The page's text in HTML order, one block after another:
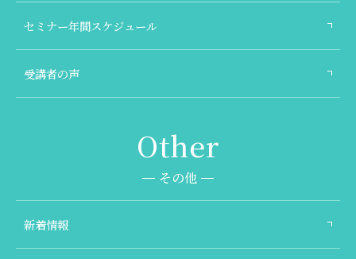
セミナー年間スケジュール
受講者の声
その他
新着情報